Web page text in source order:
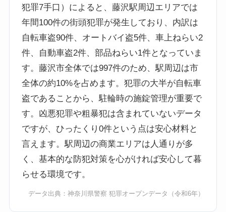
犯罪7手口）によると、藤沢駅周辺エリアでは
年間100件の街頭犯罪が発生しており、内訳は
自転車盗90件、オートバイ盗5件、車上ねらい2
件、自動車盗2件、部品ねらい1件となっていま
す。藤沢市全体では997件のため、駅周辺は市
全体の約10%を占めます。犯罪の大半が自転車
盗であることから、駐輪時の施錠管理が重要で
す。凶悪犯罪や粗暴犯は含まれていないデータ
ですが、ひったくり0件という点は安心材料と
言えます。駅周辺の商業エリアは人通りが多
く、基本的な防犯対策を心がければ安心して暮
らせる環境です。
データ出典：神奈川県警察 犯罪オープンデータ （令和6年）